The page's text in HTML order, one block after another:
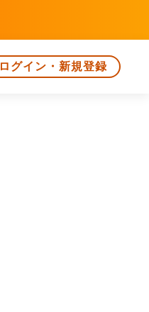
ログイン・新規登録